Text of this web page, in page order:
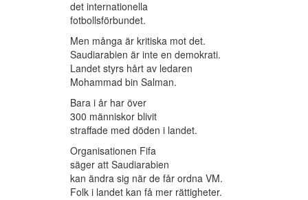
det internationella
fotbollsförbundet.
Men många är kritiska mot det.
Saudiarabien är inte en demokrati.
Landet styrs hårt av ledaren
Mohammad bin Salman.
Bara i år har över
300 människor blivit
straffade med döden i landet.
Organisationen Fifa
säger att Saudiarabien
kan ändra sig när de får ordna VM.
Folk i landet kan få mer rättigheter.